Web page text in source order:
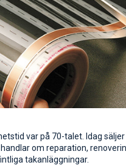
var på 70-talet. Idag
om reparation,
takanläggningar.